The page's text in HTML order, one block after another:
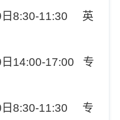
日8:30-11:30 英
日14:00-17:00 专
日8:30-11:30 专